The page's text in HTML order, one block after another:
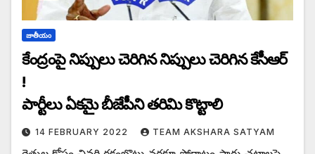
జాతీయం
కేంద్రంపై నిప్పులు చెరిగిన నిప్పులు చెరిగిన కేసీఆర్‌
!
పార్టీలు ఏకమై బీజేపీని తరిమి కొట్టాలి
14 FEBRUARY 2022 TEAM AKSHARA SATYAM